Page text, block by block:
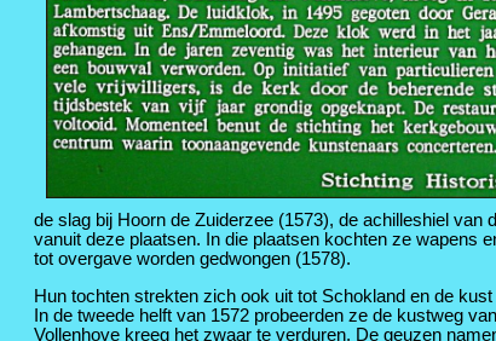
de slag bij Hoorn de Zuiderzee (1573), de achilleshiel
vanuit deze plaatsen. In die plaatsen kochten ze wapens
tot overgave worden gedwongen (1578).
Hun tochten strekten zich ook uit tot Schokland en de
In de tweede helft van 1572 probeerden ze de kustweg
Vollenhove kreeg het zwaar te verduren. De geuzen